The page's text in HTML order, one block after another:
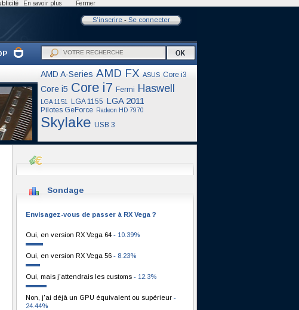
S'inscrire- Se connecter
AMD A-Series AMD FX ASUS Core i3
Core i5 Core i7 Fermi Haswell
LGA 1151 LGA 1155 LGA 2011
Pilotes GeForce Radeon HD 7970
Skylake USB 3
Sondage
Envisagez-vous de passer à RX Vega ?
Oui, en version RX Vega 64 - 10.39%
Oui, en version RX Vega 56 - 8.23%
Oui, mais j'attendrais les customs - 12.3%
Non, j'ai déjà un GPU équivalent ou supérieur -
24.44%
En savoir plus Fermer